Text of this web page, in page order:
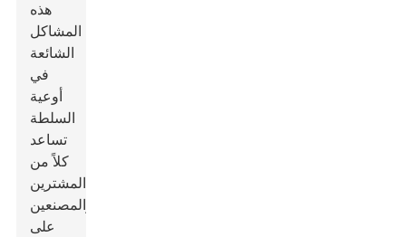
هذه
المشاكل
الشائعة
في
أوعية
السلطة
تساعد
كلاً من
المشترين
والمصنعين
على